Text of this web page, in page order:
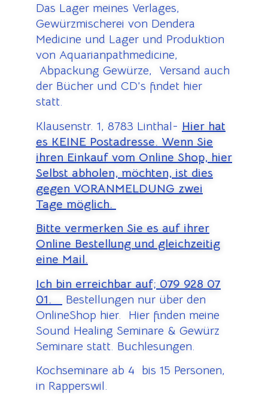
Das Lager meines Verlages,
Gewürzmischerei von Dendera
Medicine und Lager und Produktion
von Aquarianpathmedicine,
Abpackung Gewürze, Versand auch
der Bücher und CD’s findet hier
statt.
Klausenstr. 1, 8783 Linthal- Hier hat
es KEINE Postadresse. Wenn Sie
ihren Einkauf vom Online Shop, hier
Selbst abholen, möchten, ist dies
gegen VORANMELDUNG zwei
Tage möglich.
Bitte vermerken Sie es auf ihrer
Online Bestellung und gleichzeitig
eine Mail.
Ich bin erreichbar auf; 079 928 07
01.
Bestellungen nur über den
OnlineShop hier. Hier finden meine
Sound Healing Seminare & Gewürz
Seminare statt. Buchlesungen.
Kochseminare ab 4 bis 15 Personen,
in Rapperswil.